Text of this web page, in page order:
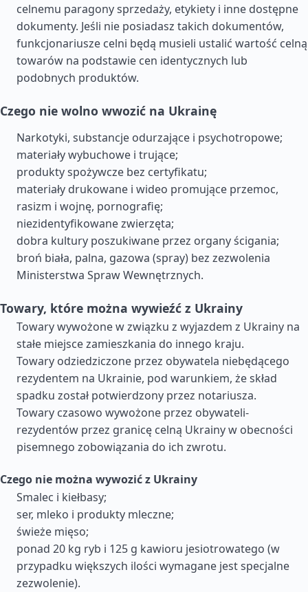
celnemu paragony sprzedaży, etykiety i inne dostępne
dokumenty. Jeśli nie posiadasz takich dokumentów,
funkcjonariusze celni będą musieli ustalić wartość celną
towarów na podstawie cen identycznych lub
podobnych produktów.
Czego nie wolno wwozić na Ukrainę
Narkotyki, substancje odurzające i psychotropowe;
materiały wybuchowe i trujące;
produkty spożywcze bez certyfikatu;
materiały drukowane i wideo promujące przemoc,
rasizm i wojnę, pornografię;
niezidentyfikowane zwierzęta;
dobra kultury poszukiwane przez organy ścigania;
broń biała, palna, gazowa (spray) bez zezwolenia
Ministerstwa Spraw Wewnętrznych.
Towary, które można wywieźć z Ukrainy
Towary wywożone w związku z wyjazdem z Ukrainy na
stałe miejsce zamieszkania do innego kraju.
Towary odziedziczone przez obywatela niebędącego
rezydentem na Ukrainie, pod warunkiem, że skład
spadku został potwierdzony przez notariusza.
Towary czasowo wywożone przez obywateli-
rezydentów przez granicę celną Ukrainy w obecności
pisemnego zobowiązania do ich zwrotu.
Czego nie można wywozić z Ukrainy
Smalec i kiełbasy;
ser, mleko i produkty mleczne;
świeże mięso;
ponad 20 kg ryb i 125 g kawioru jesiotrowatego (w
przypadku większych ilości wymagane jest specjalne
zezwolenie).